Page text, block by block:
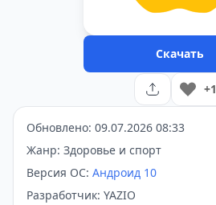
Скачать
+1
Обновлено: 09.07.2026 08:33
Жанр: Здоровье и спорт
Версия ОС: Андроид 10
Разработчик: YAZIO